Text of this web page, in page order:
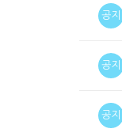
공지
공지
공지